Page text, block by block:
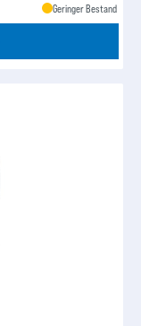
Geringer Bestand